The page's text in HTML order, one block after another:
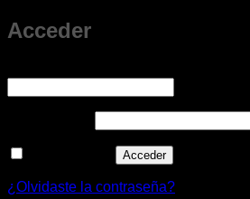
Acceder
Acceder
¿Olvidaste la contraseña?